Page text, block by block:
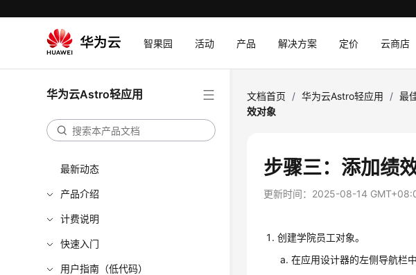
智果园 活动 产品 解决方案 定价 云商店
华为云Astro轻应用
最新动态
产品介绍
计费说明
快速入门
用户指南（低代码）
文档首页 / 华为云Astro轻应用 / 最
效对象
步骤三：添加绩
更新时间： 2025-08-14
创建学院员工对象。
在应用设计器的左侧导航栏